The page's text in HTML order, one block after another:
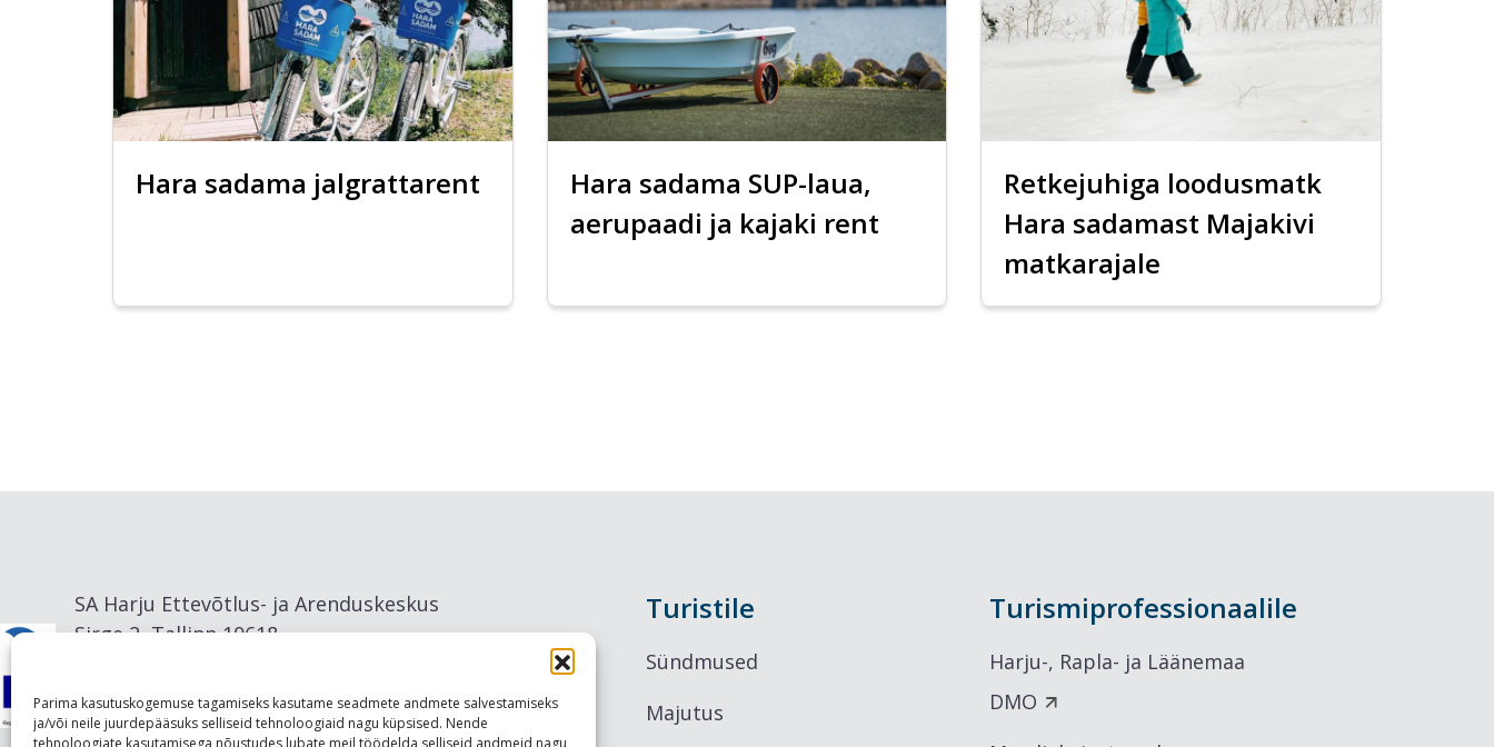
Parima kasutuskogemuse tagamiseks kasutame seadmete andmete salvestamiseks
ja/või neile juurdepääsuks selliseid tehnoloogiaid nagu küpsised. Nende
tehnoloogiate kasutamisega nõustudes lubate meil töödelda selliseid andmeid nagu
Hara sadama jalgrattarent
Hara sadama SUP-laua,
aerupaadi ja kajaki rent
Retkejuhiga loodusmatk
Hara sadamast Majakivi
matkarajale
SA Harju Ettevõtlus- ja Arenduskeskus
Sirge 2, Tallinn 10618
Turistile
Sündmused
Majutus
Turismiprofessionaalile
Harju-, Rapla- ja Läänemaa
DMO